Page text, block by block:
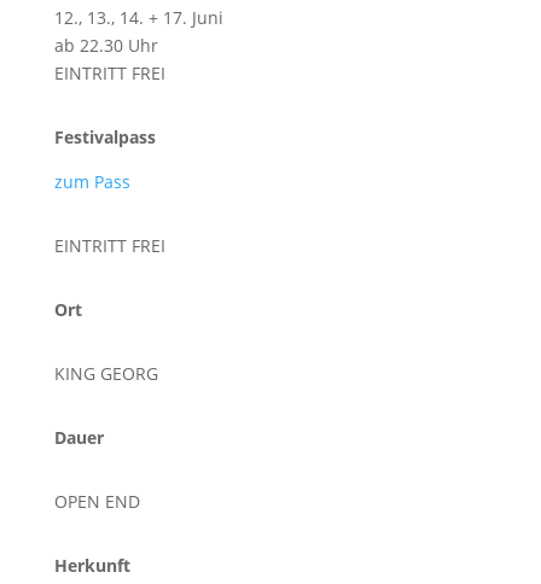
12., 13., 14. + 17. Juni
ab 22.30 Uhr
EINTRITT FREI
Festivalpass
zum Pass
EINTRITT FREI
Ort
KING GEORG
Dauer
OPEN END
Herkunft